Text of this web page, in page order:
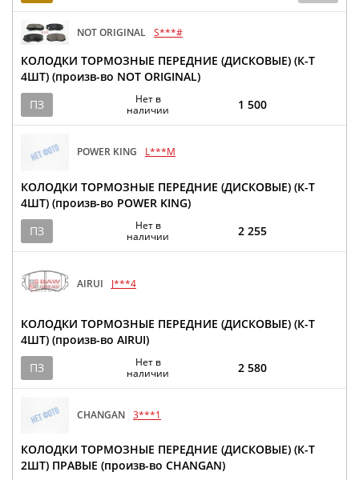
NOT ORIGINAL S***#
КОЛОДКИ ТОРМОЗНЫЕ ПЕРЕДНИЕ (ДИСКОВЫЕ) (К-Т
4ШТ) (произв-во NOT ORIGINAL)
ПЗ
Нет в
наличии
1 500
POWER KING L***M
КОЛОДКИ ТОРМОЗНЫЕ ПЕРЕДНИЕ (ДИСКОВЫЕ) (К-Т
4ШТ) (произв-во POWER KING)
ПЗ
Нет в
наличии
2 255
AIRUI J***4
КОЛОДКИ ТОРМОЗНЫЕ ПЕРЕДНИЕ (ДИСКОВЫЕ) (К-Т
4ШТ) (произв-во AIRUI)
ПЗ
Нет в
наличии
2 580
CHANGAN 3***1
КОЛОДКИ ТОРМОЗНЫЕ ПЕРЕДНИЕ (ДИСКОВЫЕ) (К-Т
2ШТ) ПРАВЫЕ (произв-во CHANGAN)